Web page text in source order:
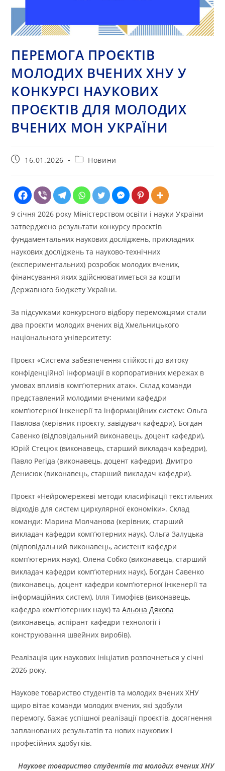
ПЕРЕМОГА ПРОЄКТІВ
МОЛОДИХ ВЧЕНИХ ХНУ У
КОНКУРСІ НАУКОВИХ
ПРОЄКТІВ ДЛЯ МОЛОДИХ
ВЧЕНИХ МОН УКРАЇНИ
Запис16.01.2026
Категорія
Новини
9 січня 2026 року Міністерством освіти і науки України
затверджено результати конкурсу проєктів
фундаментальних наукових досліджень, прикладних
наукових досліджень та науково-технічних
(експериментальних) розробок молодих вчених,
фінансування яких здійснюватиметься за кошти
Державного бюджету України.
За підсумками конкурсного відбору переможцями стали
два проєкти молодих вчених від Хмельницького
національного університету:
Проєкт «Система забезпечення стійкості до витоку
конфіденційної інформації в корпоративних мережах в
умовах впливів комп’ютерних атак». Склад команди
представлений молодими вченими кафедри
комп’ютерної інженерії та інформаційних систем: Ольга
Павлова (керівник проєкту, завідувач кафедри), Богдан
Савенко (відповідальний виконавець, доцент кафедри),
Юрій Стецюк (виконавець, старший викладач кафедри),
Павло Регіда (виконавець, доцент кафедри), Дмитро
Денисюк (виконавець, старший викладач кафедри).
Проєкт «Нейромережеві методи класифікації текстильних
відходів для систем циркулярної економіки». Склад
команди: Марина Молчанова (керівник, старший
викладач кафедри комп’ютерних наук), Ольга Залуцька
(відповідальний виконавець, асистент кафедри
комп’ютерних наук), Олена Собко (виконавець, старший
викладач кафедри комп’ютерних наук), Богдан Савенко
(виконавець, доцент кафедри комп’ютерної інженерії та
інформаційних систем), Ілля Тимофієв (виконавець,
кафедра комп’ютерних наук) таАльона Дякова
(виконавець, аспірант кафедри технології і
конструювання швейних виробів).
Реалізація цих наукових ініціатив розпочнеться у січні
2026 року.
Наукове товариство студентів та молодих вчених ХНУ
щиро вітає команди молодих вчених, які здобули
перемогу, бажає успішної реалізації проєктів, досягнення
запланованих результатів та нових наукових і
професійних здобутків.
Наукове товариство студентів та молодих вчених ХНУ